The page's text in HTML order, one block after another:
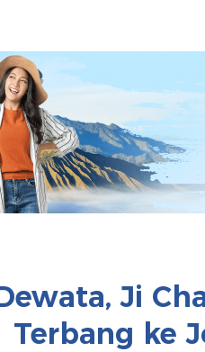
Ji
Terbang ke